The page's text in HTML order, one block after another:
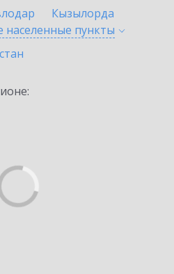
Кызылорда
населенные пункты